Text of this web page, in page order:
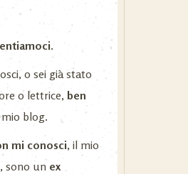
o sei già stato
o lettrice, ben
blog.
mi conosci, il mio
, sono un ex